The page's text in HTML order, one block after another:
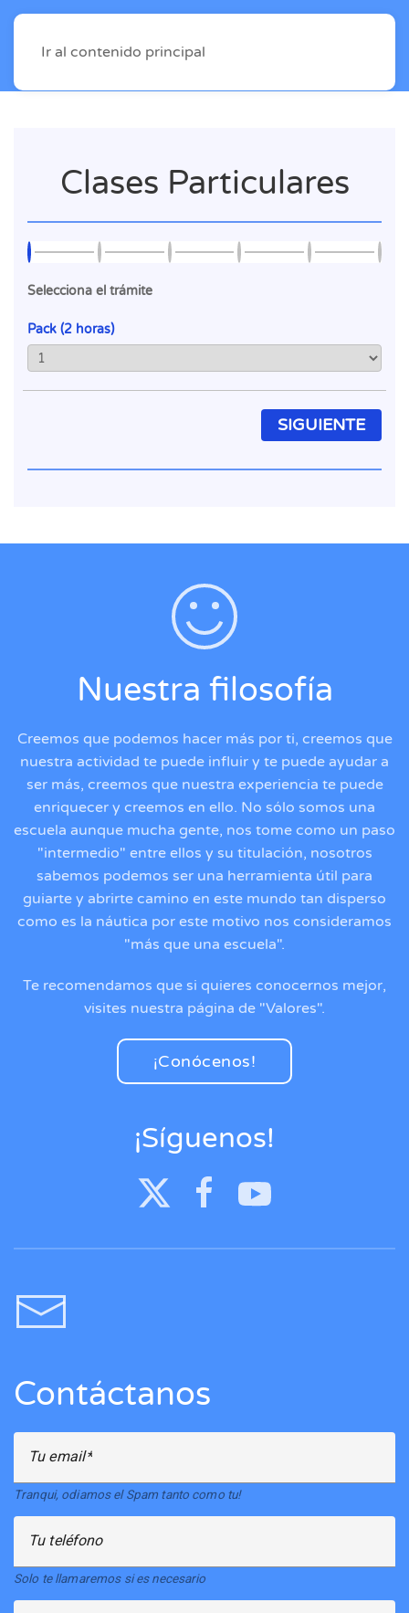
Ir al contenido principal
Clases Particulares
Selecciona el trámite
Pack (2 horas)
SIGUIENTE
Nuestra filosofía
Creemos que podemos hacer más por ti, creemos que
nuestra actividad te puede influir y te puede ayudar a
ser más, creemos que nuestra experiencia te puede
enriquecer y creemos en ello. No sólo somos una
escuela aunque mucha gente, nos tome como un paso
"intermedio" entre ellos y su titulación, nosotros
sabemos podemos ser una herramienta útil para
guiarte y abrirte camino en este mundo tan disperso
como es la náutica por este motivo nos consideramos
"más que una escuela".
Te recomendamos que si quieres conocernos mejor,
visites nuestra página de "Valores".
¡Conócenos!
¡Síguenos!
Contáctanos
Tu email
Tranqui, odiamos el Spam tanto como tu!
Tu teléfono
Solo te llamaremos si es necesario